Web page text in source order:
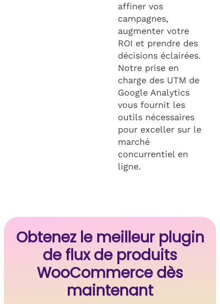
affiner vos
campagnes,
augmenter votre
ROI et prendre des
décisions éclairées.
Notre prise en
charge des UTM de
Google Analytics
vous fournit les
outils nécessaires
pour exceller sur le
marché
concurrentiel en
ligne.
Obtenez le meilleur plugin
de flux de produits
WooCommerce dès
maintenant